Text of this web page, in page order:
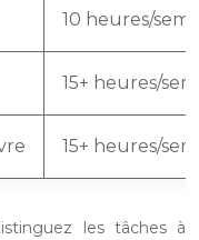
10 heures/
15+ heures/
15+ heures/
les tâches à